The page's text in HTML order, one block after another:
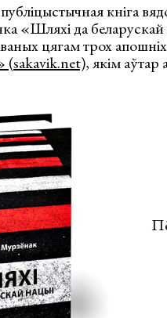
кніга
«Шляхі да
цягам трох
(sakavik.net), якім аўтар